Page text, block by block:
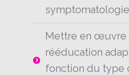
Mettre en œuvre
rééducation
fonction du type